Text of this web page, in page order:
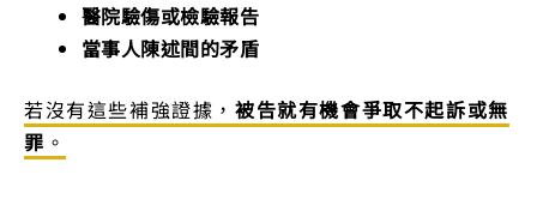
醫院驗傷或檢驗報告
當事人陳述間的矛盾
若沒有這些補強證據，被告就有機會爭取不起訴或無
罪 。